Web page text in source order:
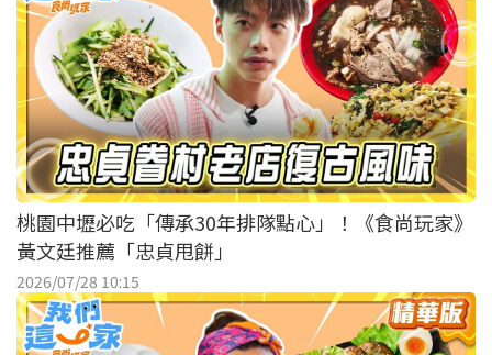
桃園中壢必吃「傳承30年排隊點心」！《食尚玩家》
黃文廷推薦「忠貞甩餅」
2026/07/28 10:15